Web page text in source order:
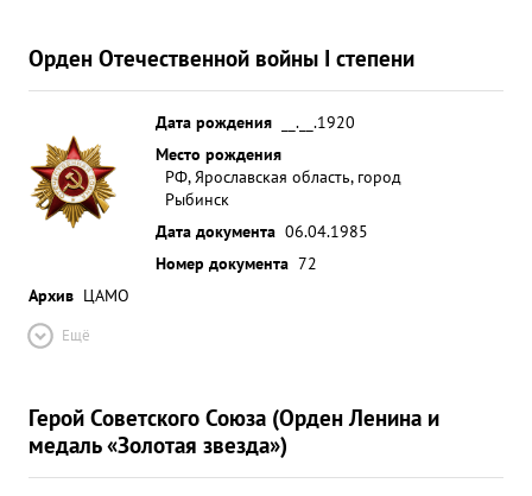
Орден Отечественной войны I степени
Дата рождения
__.__.1920
Место рождения
РФ, Ярославская область, город
Рыбинск
Дата документа 06.04.1985
Номер документа 72
Архив ЦАМО
Ещё
Герой Советского Союза (Орден Ленина и
медаль «Золотая звезда»)